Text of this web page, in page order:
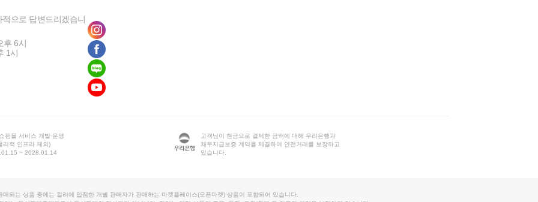
으로 답변드리겠습니
후 6시
1시
핑몰 서비스 개발·운영
리적 인프라 제외)
~ 2028.01.14
고객님이 현금으로 결제한 금액에 대해 우리은행과
채무지급보증 계약을 체결하여 안전거래를 보장하고
있습니다.
매되는 상품 중에는 컬리에 입점한 개별 판매자가 판매하는 마켓플레이스(오픈마켓) 상품이 포함되어 있습니다.